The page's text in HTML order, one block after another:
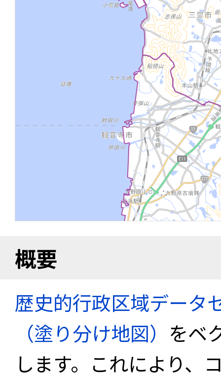
概要
歴史的行政区域データ
（塗り分け地図） をベ
します。これにより、